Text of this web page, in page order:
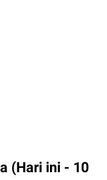
(Hari ini - 10